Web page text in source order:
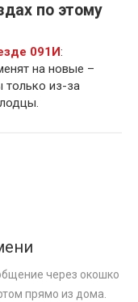
по этому
091И:
на новые –
только из-за
через окошко
прямо из дома.